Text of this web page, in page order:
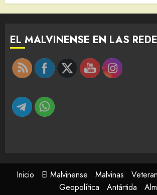
EL MALVINENSE EN LAS
Inicio El Malvinense Malvinas
Geopolítica
Antártida